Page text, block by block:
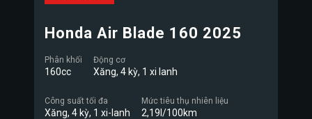
Honda Air Blade 160 2025
Phân khối
160cc
Động cơ
Xăng, 4 kỳ, 1 xi lanh
Công suất tối đa
Xăng, 4 kỳ, 1 xi-lanh
Mức tiêu thụ nhiên liệu
2,19l/100km